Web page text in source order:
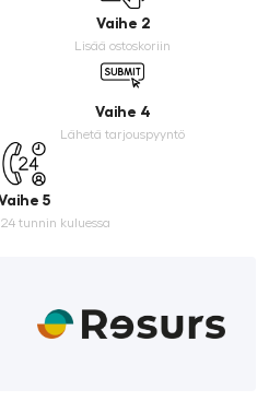
Vaihe 2
Lisää ostoskoriin
Vaihe 4
Lähetä tarjouspyyntö
5
tunnin kuluessa